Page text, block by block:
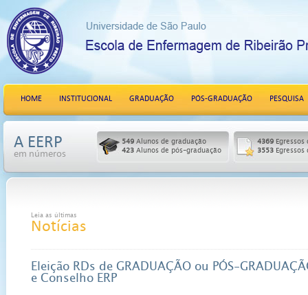
HOME INSTITUCIONAL GRADUAÇÃO PÓS-GRADUAÇÃO PESQUISA
A EERP
em números
549 Alunos de graduação
423 Alunos de pós-graduação
4369 Egressos
3553
Leia as últimas
Notícias
Eleição RDs de GRADUAÇÃO ou PÓS-
e Conselho ERP